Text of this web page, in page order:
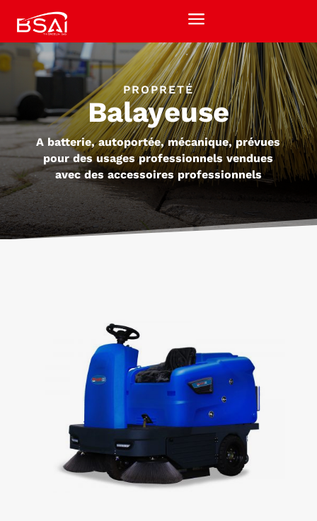
a
PROPRETÉ
Balayeuse
A batterie, autoportée, mécanique, prévues
pour des usages professionnels vendues
avec des accessoires professionnels